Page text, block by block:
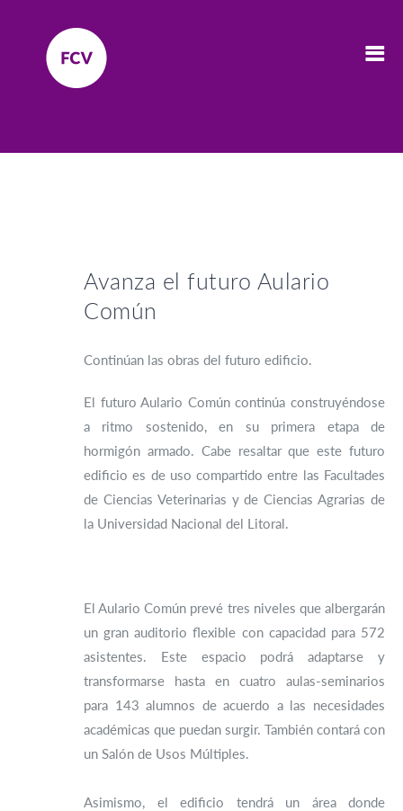
Avanza el futuro Aulario
Común
Continúan las obras del futuro edificio.
El futuro Aulario Común continúa construyéndose
a ritmo sostenido, en su primera etapa de
hormigón armado. Cabe resaltar que este futuro
edificio es de uso compartido entre las Facultades
de Ciencias Veterinarias y de Ciencias Agrarias de
la Universidad Nacional del Litoral.
El Aulario Común prevé tres niveles que albergarán
un gran auditorio flexible con capacidad para 572
asistentes. Este espacio podrá adaptarse y
transformarse hasta en cuatro aulas-seminarios
para 143 alumnos de acuerdo a las necesidades
académicas que puedan surgir. También contará con
un Salón de Usos Múltiples.
Asimismo, el edificio tendrá un área donde